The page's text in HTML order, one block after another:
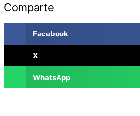
Comparte
Facebook
X
WhatsApp